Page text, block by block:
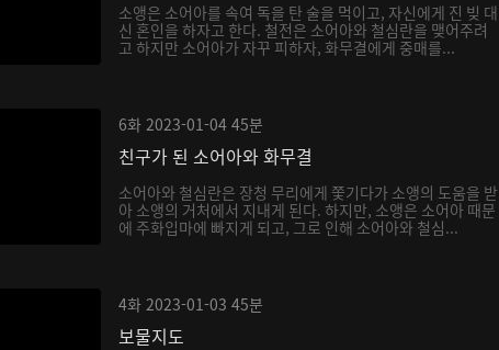
소앵은 소어아를 속여 독을 탄 술을 먹이고, 자신에게 진 빚 대
신 혼인을 하자고 한다. 철전은 소어아와 철심란을 맺어주려
고 하지만 소어아가 자꾸 피하자, 화무결에게 중매를...
6화 2023-01-04 45분
친구가 된 소어아와 화무결
소어아와 철심란은 장청 무리에게 쫓기다가 소앵의 도움을 받
아 소앵의 거처에서 지내게 된다. 하지만, 소앵은 소어아 때문
에 주화입마에 빠지게 되고, 그로 인해 소어아와 철심...
4화 2023-01-03 45분
보물지도